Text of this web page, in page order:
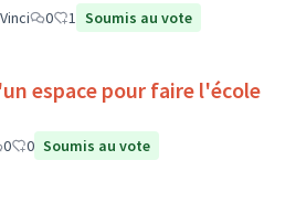
0 1 Soumis au vote
espace pour faire l'école
0 0 Soumis au vote